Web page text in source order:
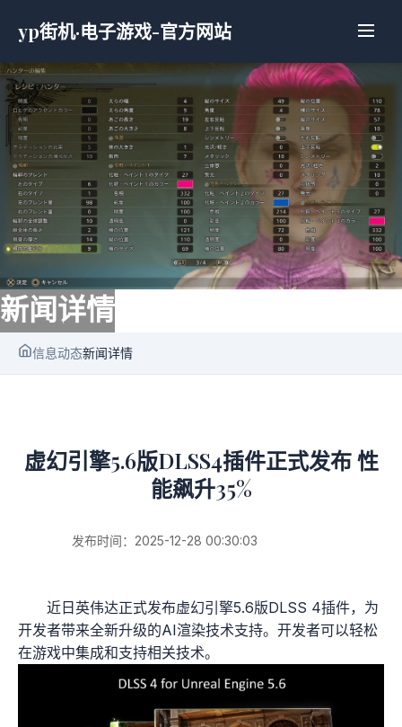
yp街机·电子游戏-官方网站
新闻详情
信息动态新闻详情
虚幻引擎5.6版DLSS4插件正式发布 性
能飙升35%
发布时间：2025-12-28 00:30:03
近日英伟达正式发布虚幻引擎5.6版DLSS 4插件，为
开发者带来全新升级的AI渲染技术支持。开发者可以轻松
在游戏中集成和支持相关技术。